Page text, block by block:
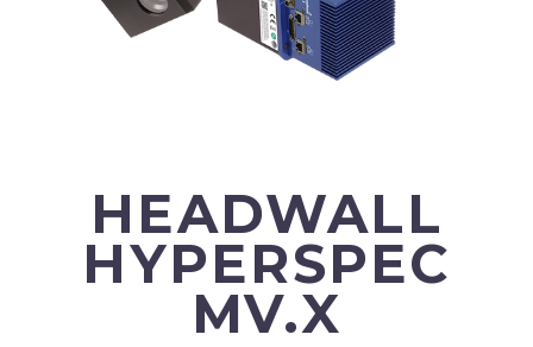
HEADWALL
HYPERSPEC
MV.X